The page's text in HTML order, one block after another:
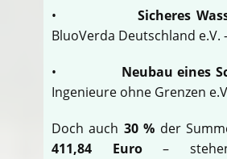
•Sicheres
BluoVerda Deutschland e.V.
• Neubau eines
Ingenieure ohne Grenzen
Doch auch 30 % der
411,84 Euro–